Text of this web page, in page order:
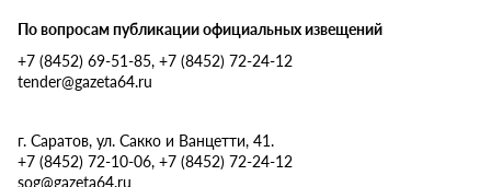
По вопросам публикации официальных извещений
+7 (8452) 69-51-85, +7 (8452) 72-24-12
tender@gazeta64.ru
г. Саратов, ул. Сакко и Ванцетти, 41.
+7 (8452) 72-10-06, +7 (8452) 72-24-12
sog@gazeta64.ru